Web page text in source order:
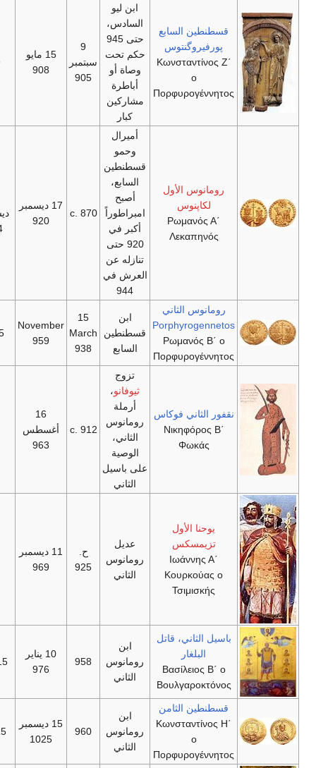
قسطنطين السابع
پورفيروگنتوس
Κωνσταντίνος Ζ΄
ο
Πορφυρογέννητος
حتى 945
حكم تحت
مشاركين
سبتمبر
15 مايو
908
لكاپنوس
Ρωμανός Α΄
أصبح
امبراطوراً
أكبر في
c. 870
17 ديسمبر
920
ديسمبر
15 June
948
Porphyrogennetos
Ρωμανός Β΄ ο
Πορφυρογέννητος
ابن
قسطنطين
السابع
March
November
959
15 March 963
نقفور الثاني فوكاس
Νικηφόρος Β΄
Φωκάς
رومانوس
الثاني،
الوصية
c. 912
أغسطس
963
969
يوحنا الأول
تزيمسكس
Iωάννης Α΄
Κουρκούας ο
Τσιμισκής
عديل
رومانوس
الثاني
11 ديسمبر
969
باسيل الثاني، قاتل
البلغار
Βασίλειος Β΄ ο
Βουλγαροκτόνος
ابن
رومانوس
الثاني
976
15 ديسمبر 1025
Κωνσταντίνος Η΄
ο
Πορφυρογέννητος
ابن
15 ديسمبر
1025
15 نوفمبر 1028